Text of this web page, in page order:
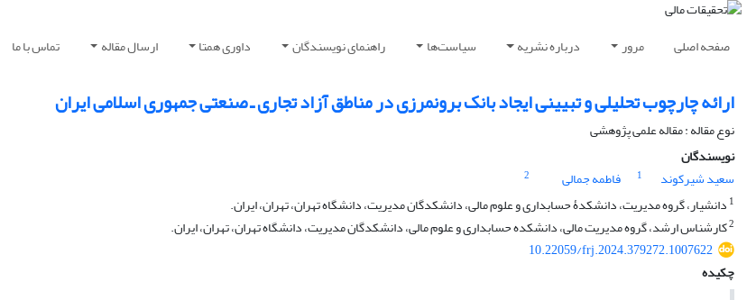
صفحه اصلی مرور درباره نشریه سیاست‌ها راهنمای نویسندگان داوری همتا ارسال مقاله تماس با ما
ارائه چارچوب تحلیلی و تبیینی ایجاد بانک برون‏مرزی در مناطق آزاد تجاری ـ صنعتی جمهوری اسلامی ایران
نوع مقاله : مقاله علمی پژوهشی
نویسندگان
سعید شیرکوند
1 فاطمه جمالی
2
1 دانشیار، گروه مدیریت، دانشکدۀ حسابداری و علوم مالی، دانشکدگان مدیریت، دانشگاه تهران، تهران، ایران.
2کارشناس ارشد، گروه مدیریت مالی، دانشکده حسابداری و علوم مالی، دانشکدگان مدیریت، دانشگاه تهران، تهران، ایران.
10.22059/frj.2024.379272.1007622
چکیده